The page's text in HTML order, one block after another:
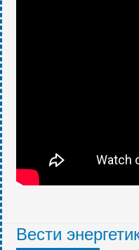
Вести